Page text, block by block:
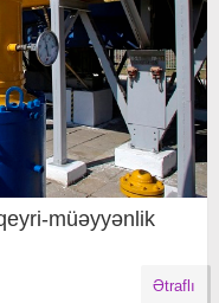
müəyyənlik
Ətraflı